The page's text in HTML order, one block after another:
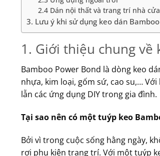
2.4 Dán nội thất và trang trí nhà cửa
3. Lưu ý khi sử dụng keo dán
1. Giới thiệu chung về
Bamboo Power Bond là dòng keo
nhựa, kim loại, gốm sứ, cao su,…
lẫn các ứng dụng DIY trong gia đình.
Tại sao nên có một tuýp keo
Bởi vì trong cuộc sống hằng ngày,
rơi phụ kiện trang trí. Với một tuýp